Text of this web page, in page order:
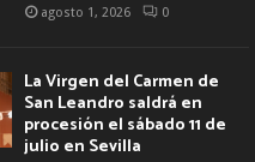
agosto 1, 2026 0
La Virgen del Carmen de
San Leandro saldrá en
procesión el sábado 11 de
julio en Sevilla